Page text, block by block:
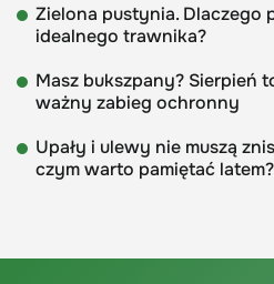
Zielona pustynia. Dlaczego
idealnego trawnika?
Masz bukszpany? Sierpień
ważny zabieg ochronny
Upały i ulewy nie muszą
czym warto pamiętać latem?